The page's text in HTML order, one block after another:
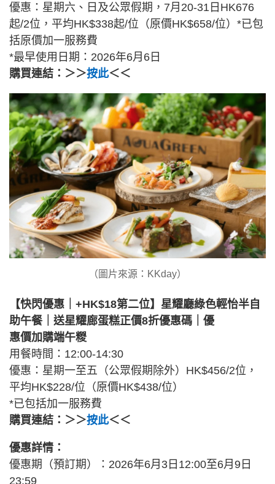
優惠：星期六、日及公眾假期，7月20-31日HK676
起/2位，平均HK$338起/位（原價HK$658/位）*已包
括原價加一服務費
*最早使用日期：2026年6月6日
購買連結：＞＞按此＜＜
（圖片來源：KKday）
【快閃優惠｜+HK$18第二位】星耀廳綠色輕怡半自
助午餐｜送星耀廊蛋糕正價8折優惠碼｜優
惠價加購端午糉
用餐時間：12:00-14:30
優惠：星期一至五（公眾假期除外）HK$456/2位，
平均HK$228/位（原價HK$438/位）
*已包括加一服務費
購買連結：＞＞按此＜＜
優惠詳情：
優惠期（預訂期）：2026年6月3日12:00至6月9日
23:59